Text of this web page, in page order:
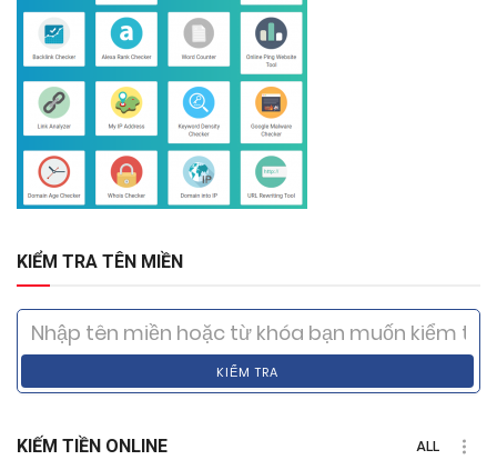
KIỂM TRA TÊN MIỀN
KIỂM TRA
KIẾM TIỀN ONLINE ALL